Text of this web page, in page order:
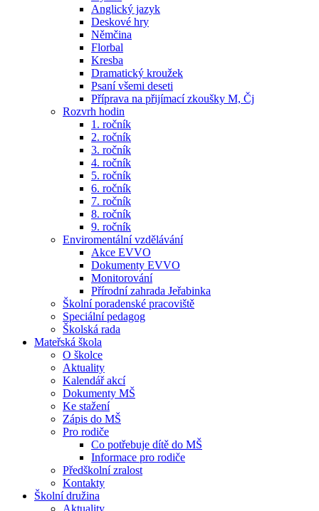
Anglický jazyk
Deskové hry
Němčina
Florbal
Kresba
Dramatický kroužek
Psaní všemi deseti
Příprava na přijímací zkoušky M, Čj
Rozvrh hodin
1. ročník
2. ročník
3. ročník
4. ročník
5. ročník
6. ročník
7. ročník
8. ročník
9. ročník
Enviromentální vzdělávání
Akce EVVO
Dokumenty EVVO
Monitorování
Přírodní zahrada Jeřabinka
Školní poradenské pracoviště
Speciální pedagog
Školská rada
Mateřská škola
O školce
Aktuality
Kalendář akcí
Dokumenty MŠ
Ke stažení
Zápis do MŠ
Pro rodiče
Co potřebuje dítě do MŠ
Informace pro rodiče
Předškolní zralost
Kontakty
Školní družina
Aktuality